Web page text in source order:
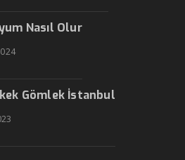
Nasıl Olur
Gömlek İstanbul